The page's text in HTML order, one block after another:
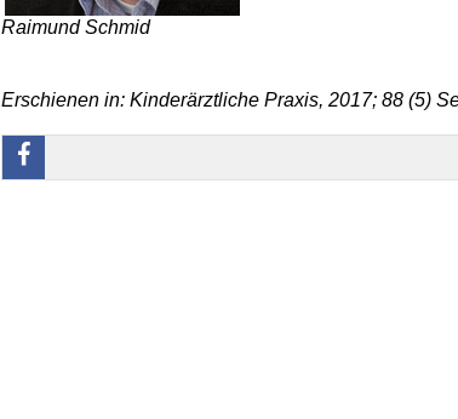
Raimund Schmid
Erschienen in: Kinderärztliche Praxis, 2017; 88 (5)